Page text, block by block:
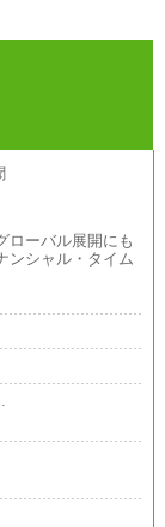
ローバル展開にも
ンシャル・タイム